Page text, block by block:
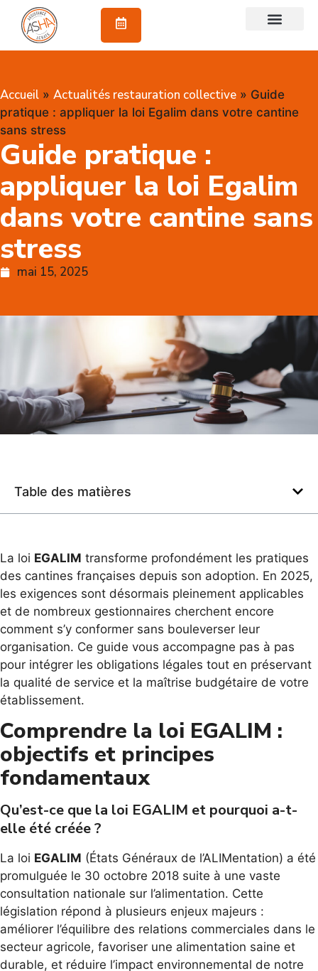
Accueil » Actualités restauration collective » Guide
pratique : appliquer la loi Egalim dans votre cantine
sans stress
Guide pratique :
appliquer la loi Egalim
dans votre cantine sans
stress
mai 15, 2025
Table des matières
La loi EGALIM transforme profondément les pratiques
des cantines françaises depuis son adoption. En 2025,
les exigences sont désormais pleinement applicables
et de nombreux gestionnaires cherchent encore
comment s’y conformer sans bouleverser leur
organisation. Ce guide vous accompagne pas à pas
pour intégrer les obligations légales tout en préservant
la qualité de service et la maîtrise budgétaire de votre
établissement.
Comprendre la loi EGALIM :
objectifs et principes
fondamentaux
Qu’est-ce que la loi EGALIM et pourquoi a-t-
elle été créée ?
La loi EGALIM (États Généraux de l’ALIMentation) a été
promulguée le 30 octobre 2018 suite à une vaste
consultation nationale sur l’alimentation. Cette
législation répond à plusieurs enjeux majeurs :
améliorer l’équilibre des relations commerciales dans le
secteur agricole, favoriser une alimentation saine et
durable, et réduire l’impact environnemental de notre